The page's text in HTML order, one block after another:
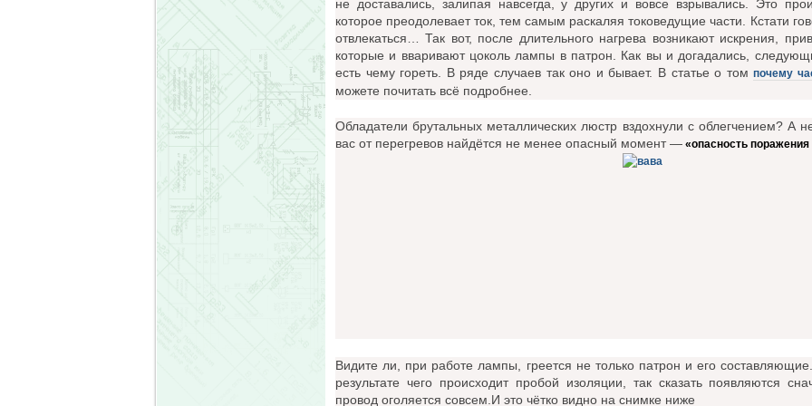
не доставались, залипая навсегда, у других и вовсе взрывались. Это
которое преодолевает ток, тем самым раскаляя токоведущие части. Кстати
отвлекаться… Так вот, после длительного нагрева возникают искрения,
которые и вваривают цоколь лампы в патрон. Как вы и догадались,
есть чему гореть. В ряде случаев так оно и бывает. В статье о томпочему
можете почитать всё подробнее.
Обладатели брутальных металлических люстр вздохнули с облегчением? А
вас от перегревов найдётся не менее опасный момент — «опасность
Видите ли, при работе лампы, греется не только патрон и его
результате чего происходит пробой изоляции, так сказать появляются
провод оголяется совсем.И это чётко видно на снимке ниже